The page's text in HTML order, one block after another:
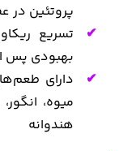
پروتئین در
تسریع
بهبودی پس
دارای
میوه،
هندوانه